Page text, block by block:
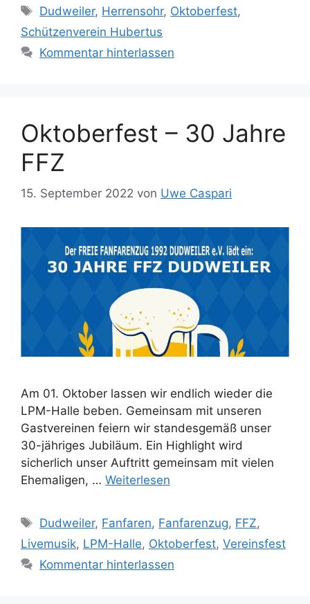
Schlagwörter
Dudweiler, Herrensohr, Oktoberfest,
Schützenverein Hubertus
Kommentar hinterlassen
Oktoberfest – 30 Jahre
FFZ
15. September 2022 von Uwe Caspari
Am 01. Oktober lassen wir endlich wieder die
LPM-Halle beben. Gemeinsam mit unseren
Gastvereinen feiern wir standesgemäß unser
30-jähriges Jubiläum. Ein Highlight wird
sicherlich unser Auftritt gemeinsam mit vielen
Ehemaligen, … Weiterlesen
Schlagwörter
Dudweiler, Fanfaren, Fanfarenzug, FFZ,
Livemusik, LPM-Halle, Oktoberfest, Vereinsfest
Kommentar hinterlassen